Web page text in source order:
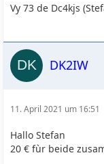
Vy 73 de Dc4kjs
DK2IW
11. April 2021 um 16:51
Hallo Stefan
20 € fùr beide